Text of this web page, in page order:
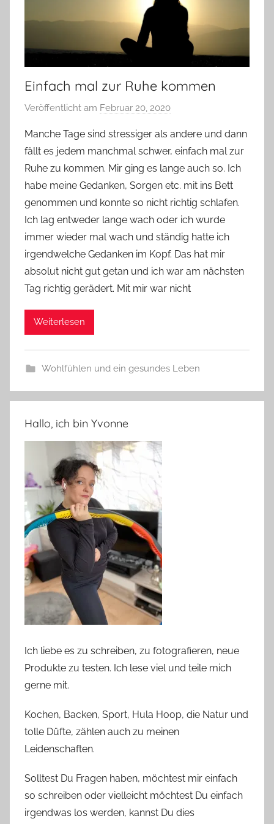
Einfach mal zur Ruhe kommen
Veröffentlicht am Februar 20, 2020
n
Y
v
o
n
n
e
Manche Tage sind stressiger als andere und dann
fällt es jedem manchmal schwer, einfach mal zur
Ruhe zu kommen. Mir ging es lange auch so. Ich
habe meine Gedanken, Sorgen etc. mit ins Bett
genommen und konnte so nicht richtig schlafen.
Ich lag entweder lange wach oder ich wurde
immer wieder mal wach und ständig hatte ich
irgendwelche Gedanken im Kopf. Das hat mir
absolut nicht gut getan und ich war am nächsten
Tag richtig gerädert. Mit mir war nicht
Weiterlesen
Wohlfühlen und ein gesundes Leben
Hallo, ich bin Yvonne
Ich liebe es zu schreiben, zu fotografieren, neue
Produkte zu testen. Ich lese viel und teile mich
gerne mit.
Kochen, Backen, Sport, Hula Hoop, die Natur und
tolle Düfte, zählen auch zu meinen
Leidenschaften.
Solltest Du Fragen haben, möchtest mir einfach
so schreiben oder vielleicht möchtest Du einfach
irgendwas los werden, kannst Du dies